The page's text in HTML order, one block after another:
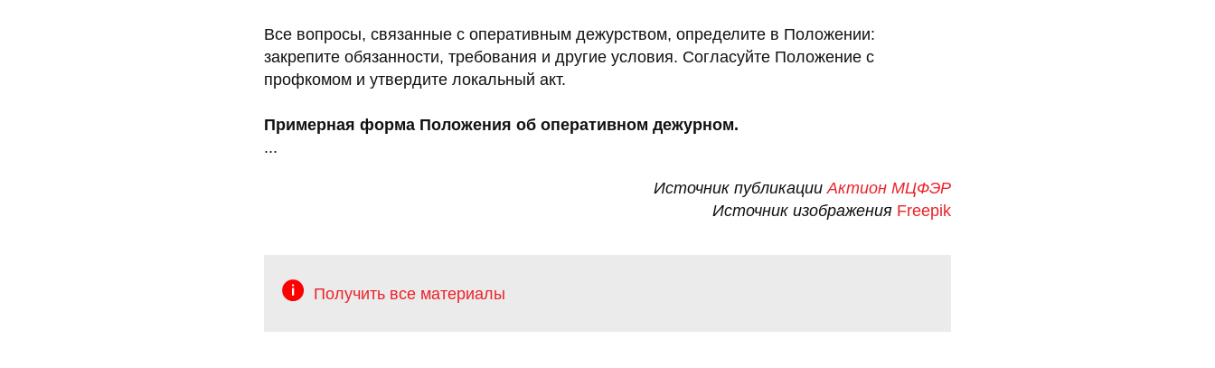
Все вопросы, связанные с оперативным дежурством, определите в Положении:
закрепите обязанности, требования и другие условия. Согласуйте Положение с
профкомом и утвердите локальный акт.
Примерная форма Положения об оперативном дежурном.
...
Источник публикацииАктион МЦФЭР
Источник изображения Freepik
Получить все материалы